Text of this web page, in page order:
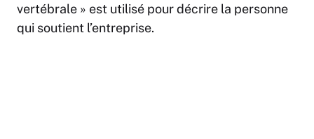
vertébrale » est utilisé pour décrire la personne
qui soutient l’entreprise.